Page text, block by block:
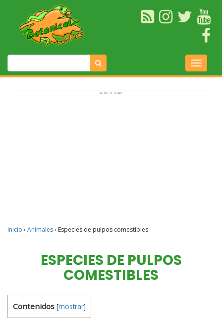
Inicio › Animales› Especies de pulpos comestibles
ESPECIES DE PULPOS
COMESTIBLES
Contenidos [mostrar]